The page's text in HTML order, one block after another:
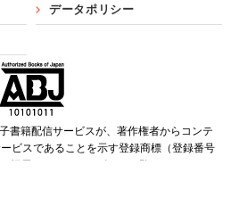
データポリシー
書籍配信サービスが、著作権者からコンテ
ビスであることを示す登録商標（登録番号
掲示しているサービスの一覧は